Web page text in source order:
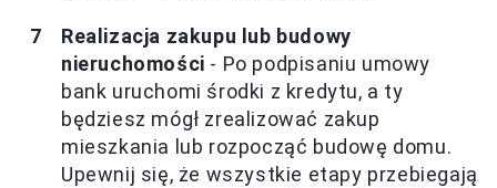
Realizacja zakupu lub budowy
nieruchomości - Po podpisaniu umowy
bank uruchomi środki z kredytu, a ty
będziesz mógł zrealizować zakup
mieszkania lub rozpocząć budowę domu.
Upewnij się, że wszystkie etapy przebiegają